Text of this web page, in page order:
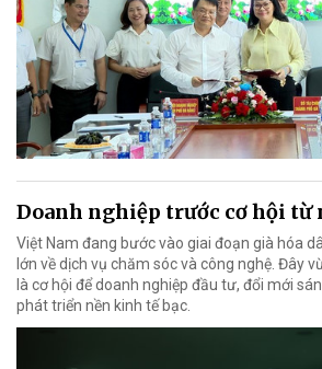
Doanh nghiệp trước cơ hội từ
Việt Nam đang bước vào giai đoạn già hóa
lớn về dịch vụ chăm sóc và công nghệ. Đây
là cơ hội để doanh nghiệp đầu tư, đổi mới
phát triển nền kinh tế bạc.